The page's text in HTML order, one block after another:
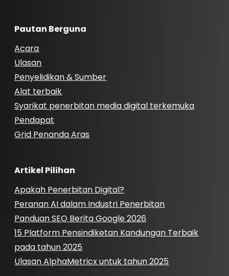
Pautan Berguna
Acara
Ulasan
Penyelidikan & Sumber
Alat terbaik
Syarikat penerbitan media digital terkemuka
Pendapat
Grid Penanda Aras
Artikel Pilihan
Apakah Penerbitan Digital?
Peranan AI dalam Industri Penerbitan
Panduan SEO Berita Google 2026
15 Platform Pensindiketan Kandungan Terbaik
pada tahun 2025
Ulasan AlphaMetricx untuk tahun 2025